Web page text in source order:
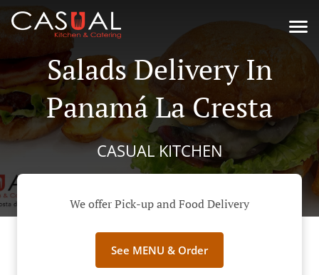
Salads Delivery In
Panamá La Cresta
CASUAL KITCHEN
We offer Pick-up and Food Delivery
See MENU & Order